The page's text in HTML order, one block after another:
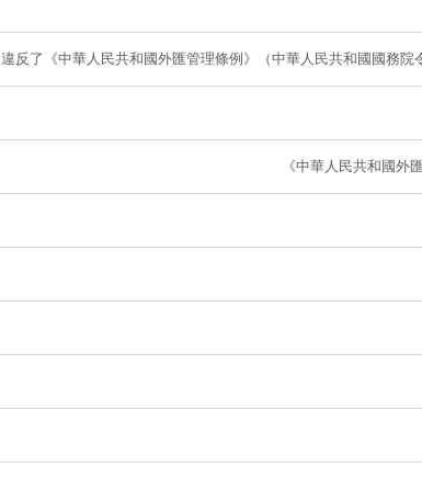
違反了《中華人民共和國外匯管理條例》（中華人民共和國國務
《中華人民共和國外